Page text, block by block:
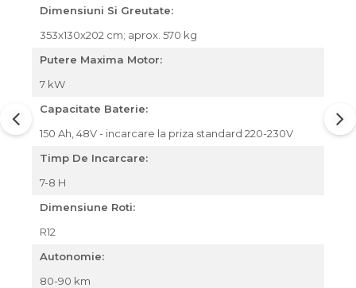
Dimensiuni Si Greutate:
353x130x202 cm; aprox. 570 kg
Putere Maxima Motor:
7 kW
Capacitate Baterie:
150 Ah, 48V - incarcare la priza standard 220-230V
Timp De Incarcare:
7-8 H
Dimensiune Roti:
R12
Autonomie:
80-90 km